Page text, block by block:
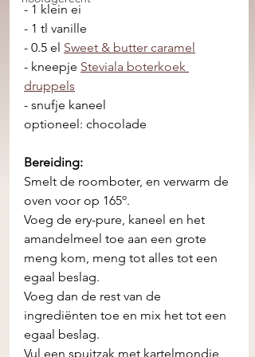
- 1 klein ei
- 1 tl vanille
- 0.5 el Sweet & butter caramel
- kneepje Steviala boterkoek
druppels
- snufje kaneel
optioneel: chocolade
Bereiding:
Smelt de roomboter, en verwarm de
oven voor op 165º.
Voeg de ery-pure, kaneel en het
amandelmeel toe aan een grote
meng kom, meng tot alles tot een
egaal beslag.
Voeg dan de rest van de
ingrediënten toe en mix het tot een
egaal beslag.
Vul een spuitzak met kartelmondje,